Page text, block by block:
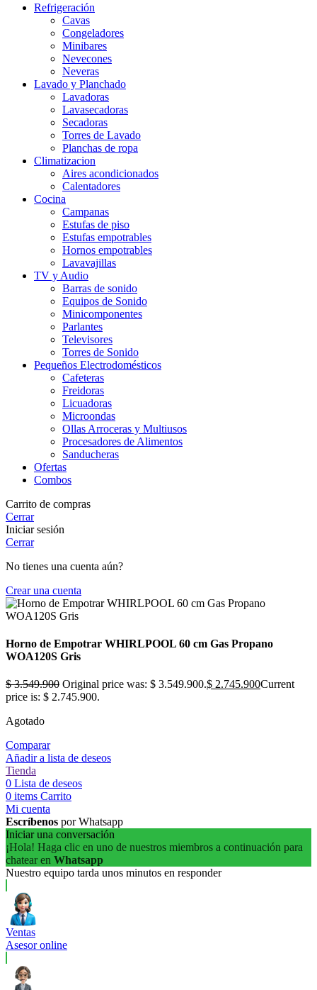
Refrigeración
Cavas
Congeladores
Minibares
Nevecones
Neveras
Lavado y Planchado
Lavadoras
Lavasecadoras
Secadoras
Torres de Lavado
Planchas de ropa
Climatizacion
Aires acondicionados
Calentadores
Cocina
Campanas
Estufas de piso
Estufas empotrables
Hornos empotrables
Lavavajillas
TV y Audio
Barras de sonido
Equipos de Sonido
Minicomponentes
Parlantes
Televisores
Torres de Sonido
Pequeños Electrodomésticos
Cafeteras
Freidoras
Licuadoras
Microondas
Ollas Arroceras y Multiusos
Procesadores de Alimentos
Sanducheras
Ofertas
Combos
Carrito de compras
Cerrar
Iniciar sesión
Cerrar
No tienes una cuenta aún?
Crear una cuenta
Horno de Empotrar WHIRLPOOL 60 cm Gas Propano
WOA120S Gris
$3.549.900 Original price was: $ 3.549.900.$ 2.745.900Current
price is: $ 2.745.900.
Agotado
Comparar
Añadir a lista de deseos
Tienda
0 Lista de deseos
0 items Carrito
Mi cuenta
Escríbenos por Whatsapp
Iniciar una conversación
¡Hola! Haga clic en uno de nuestros miembros a continuación para
chatear en Whatsapp
Nuestro equipo tarda unos minutos en responder
Ventas
Asesor online